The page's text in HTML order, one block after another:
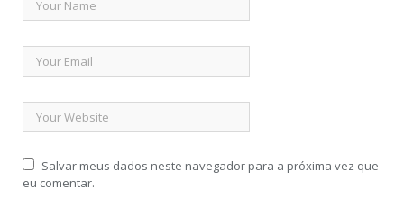
Salvar meus dados neste navegador para a próxima vez que
eu comentar.